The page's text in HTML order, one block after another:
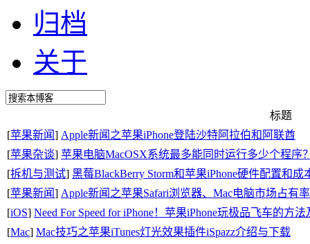
归档
关于
标题
[苹果新闻] Apple新闻之苹果iPhone登陆沙特阿拉伯和阿联酋
[苹果杂谈] 苹果电脑MacOSX系统最多能同时运行多少个程序
[拆机与测试] 黑莓BlackBerry Storm和苹果iPhone硬件配置和成
[苹果新闻] Apple新闻之苹果Safari浏览器、Mac电脑市场占有
[iOS] Need For Speed for iPhone！苹果iPhone玩极品飞车的方
[Mac] Mac技巧之苹果iTunes灯光效果插件iSpazz介绍与下载